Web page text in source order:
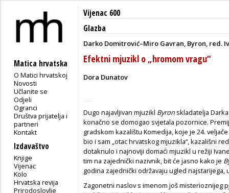
Matica hrvatska
O Matici hrvatskoj
Novosti
Učlanite se
Odjeli
Ogranci
Društva prijatelja i
partneri
Kontakt
Izdavaštvo
Knjige
Vijenac
Kolo
Hrvatska revija
Prirodoslovlje
Vijenac 600
Glazba
Darko Domitrović–Miro Gavran, Byron, red.
Efektni mjuzikl o „hromom vragu“
Dora Dunatov
Dugo najavljivan mjuzikl Byron skladatelja
konačno se domogao svjetala pozornice.
gradskom kazalištu Komedija, koje je 24.
bio i sam „otac hrvatskog mjuzikla“, kazališni
dotaknulo i najnoviji domaći mjuzikl u režiji
tim na zajednički nazivnik, bit će jasno kako je
godina zajednički održavaju ugled
Zagonetni naslov s imenom još misterioznijeg